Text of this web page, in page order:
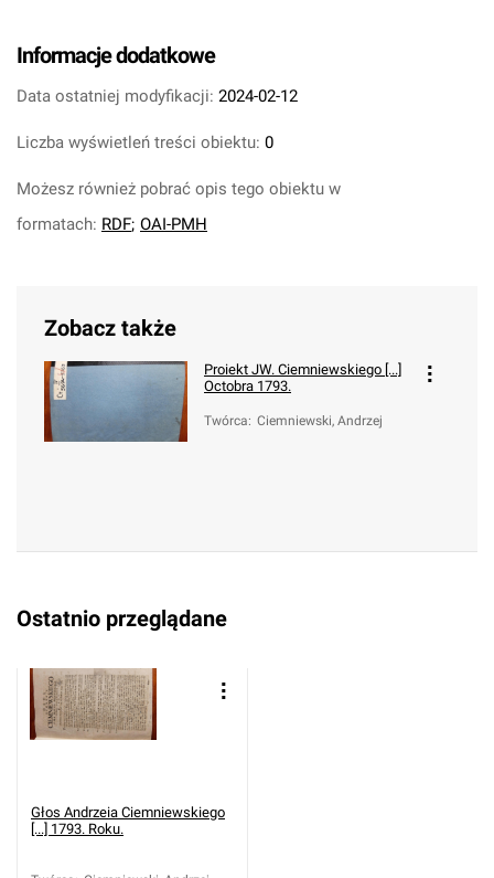
Informacje dodatkowe
Data ostatniej modyfikacji: 2024-02-12
Liczba wyświetleń treści obiektu: 0
Możesz również pobrać opis tego obiektu w
formatach: RDF; OAI-PMH
Zobacz także
Proiekt JW. Ciemniewskiego [...]
Octobra 1793.
Twórca: Ciemniewski, Andrzej
Ostatnio przeglądane
Głos Andrzeia Ciemniewskiego
[...] 1793. Roku.